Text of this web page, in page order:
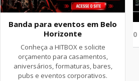
Banda para eventos em Belo
Horizonte
Conheça a HITBOX e solicite
orçamento para casamentos,
aniversários, formaturas, bares,
pubs e eventos corporativos.
0